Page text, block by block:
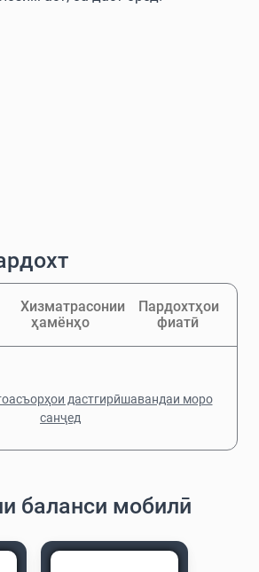
Хизматрасонии
ҳамёнҳо
Пардохтҳои
фиатӣ
дастгирӣшавандаи моро
санҷед
баланси мобилӣ